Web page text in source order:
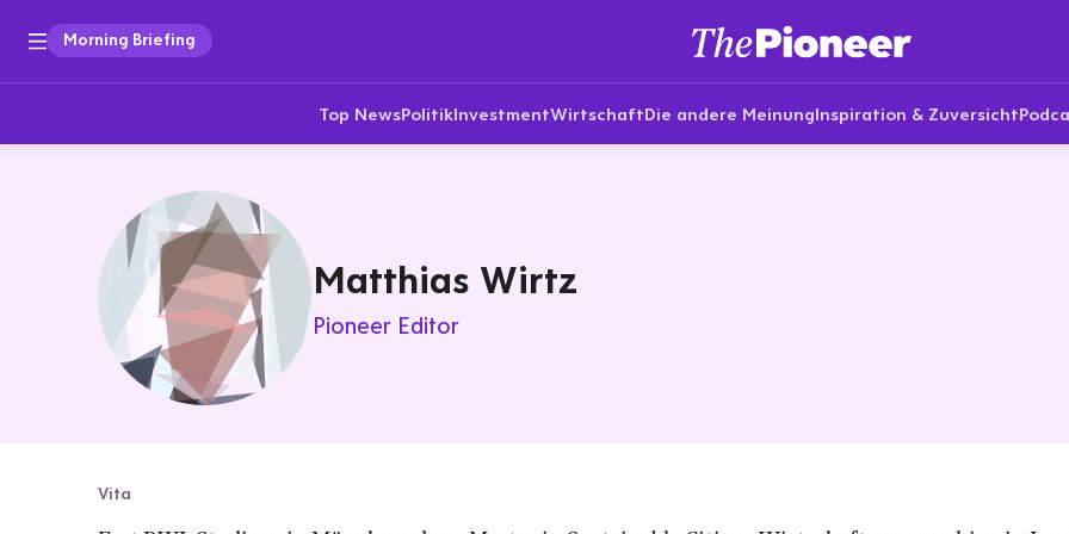
Morning Briefing
Top NewsPolitikInvestmentWirtschaftDie andere MeinungInspiration & Zuversicht
Matthias Wirtz
Pioneer Editor
Vita